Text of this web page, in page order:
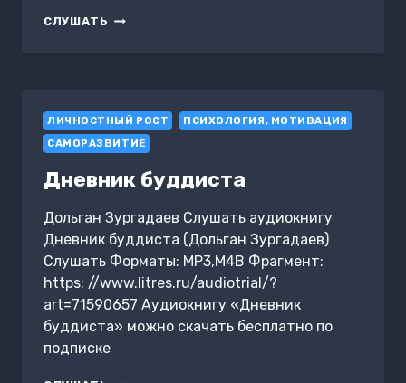
СЛУШАТЬ ИСКУССТВО
ЛИЧНОСТНЫЙ РОСТ
ПСИХОЛОГИЯ, МОТИВАЦИЯ
САМОРАЗВИТИЕ
Дневник буддиста
Дольган Зургадаев Слушать аудиокнигу
Дневник буддиста (Дольган Зургадаев)
Слушать Форматы: MP3,M4B Фрагмент:
https: //www.litres.ru/audiotrial/?
art=71590657 Аудиокнигу «Дневник
буддиста» можно скачать бесплатно по
подписке